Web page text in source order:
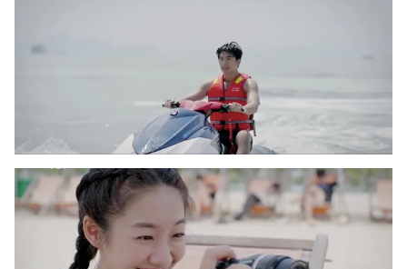
VTV Thể thao
Bất động sản
Thị trường 24h Tấm lòng Việt
VTV4 Vươn mình bằng AI
VTV8